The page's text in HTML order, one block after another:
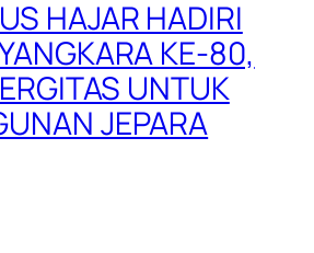
HAJAR HADIRI
KE-80,
UNTUK
JEPARA